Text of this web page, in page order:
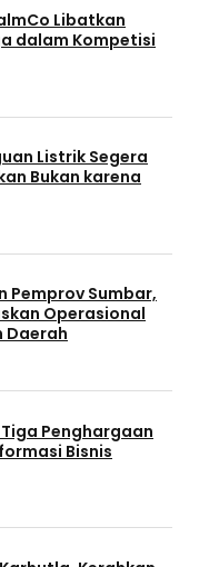
Libatkan
dalam Kompetisi
Listrik Segera
Bukan karena
Pemprov Sumbar,
Operasional
Daerah
Tiga Penghargaan
Bisnis